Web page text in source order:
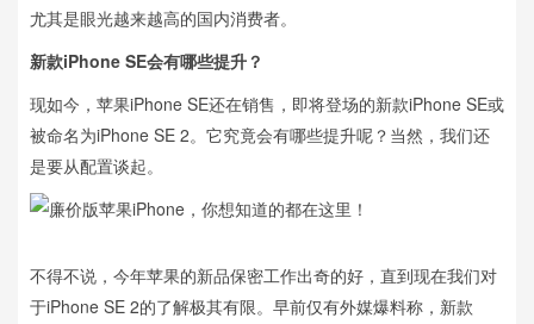
尤其是眼光越来越高的国内消费者。
新款iPhone SE会有哪些提升？
现如今，苹果iPhone SE还在销售，即将登场的新款iPhone SE或
被命名为iPhone SE 2。它究竟会有哪些提升呢？当然，我们还
是要从配置谈起。
不得不说，今年苹果的新品保密工作出奇的好，直到现在我们对
于iPhone SE 2的了解极其有限。早前仅有外媒爆料称，新款